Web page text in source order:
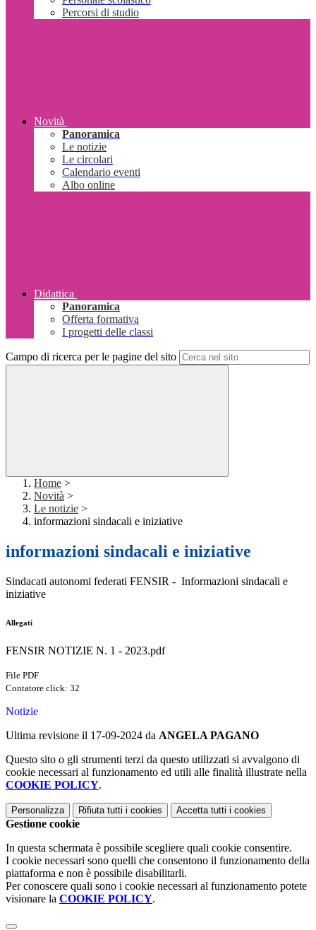
Percorsi di studio
Novità
Panoramica
Le notizie
Le circolari
Calendario eventi
Albo online
Didattica
Panoramica
Offerta formativa
I progetti delle classi
Campo di ricerca per le pagine del sito
Home >
Novità >
Le notizie >
informazioni sindacali e iniziative
informazioni sindacali e iniziative
Sindacati autonomi federati FENSIR - Informazioni sindacali e
iniziative
Allegati
FENSIR NOTIZIE N. 1 - 2023.pdf
File PDF
Contatore click: 32
Notizie
Ultima revisione il 17-09-2024 da ANGELA PAGANO
Questo sito o gli strumenti terzi da questo utilizzati si avvalgono di
cookie necessari al funzionamento ed utili alle finalità illustrate nella
COOKIE POLICY.
Personalizza Rifiuta tutti i cookies Accetta tutti i cookies
Gestione cookie
In questa schermata è possibile scegliere quali cookie consentire.
I cookie necessari sono quelli che consentono il funzionamento della
piattaforma e non è possibile disabilitarli.
Per conoscere quali sono i cookie necessari al funzionamento potete
visionare la COOKIE POLICY.